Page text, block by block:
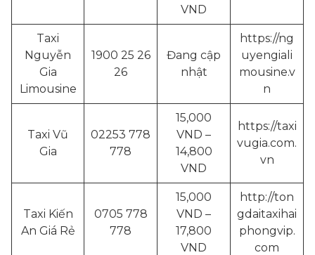
VND
Taxi
Nguyễn
Gia
Limousine
1900 25 26
26
Đang cập
nhật
https://ng
uyengiali
mousine.v
n
Taxi Vũ
Gia
02253 778
778
15,000
VND –
14,800
VND
https://taxi
vugia.com.
vn
Taxi Kiến
An Giá Rẻ
0705 778
778
15,000
VND –
17,800
VND
http://ton
gdaitaxihai
phongvip.
com